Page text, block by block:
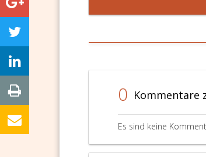
0 Kommentare
Es sind keine